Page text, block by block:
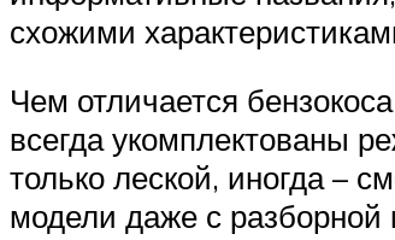
схожими
Чем отличается
всегда укомплектованы
только леской, иногда –
модели даже с разборной